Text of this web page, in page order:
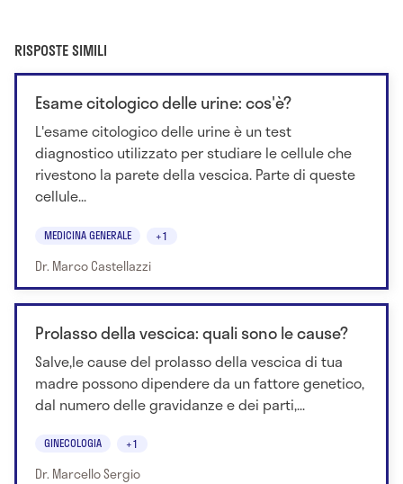
RISPOSTE SIMILI
Esame citologico delle urine: cos'è?
L'esame citologico delle urine è un test
diagnostico utilizzato per studiare le cellule che
rivestono la parete della vescica. Parte di queste
cellule...
MEDICINA GENERALE +1
Dr. Marco Castellazzi
Prolasso della vescica: quali sono le cause?
Salve,le cause del prolasso della vescica di tua
madre possono dipendere da un fattore genetico,
dal numero delle gravidanze e dei parti,...
GINECOLOGIA +1
Dr. Marcello Sergio